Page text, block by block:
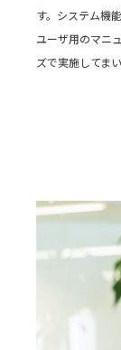
す。システム機
ユーザ用のマニ
ズで実施してまい